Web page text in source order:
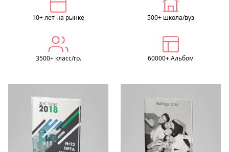
10+ лет на рынке 500+ школа/вуз
3500+ класс/гр. 60000+ Альбом